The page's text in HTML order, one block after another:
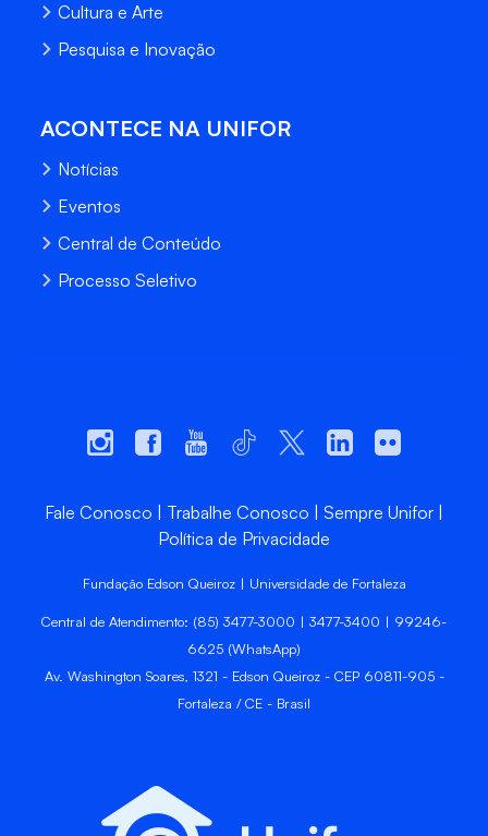
Cultura e Arte
Pesquisa e Inovação
ACONTECE NA UNIFOR
Notícias
Eventos
Central de Conteúdo
Processo Seletivo
Fale Conosco Trabalhe Conosco
Sempre Unifor
Política de Privacidade
Fundação Edson Queiroz | Universidade de Fortaleza
Central de Atendimento: (85) 3477-3000 | 3477-3400 | 99246-
6625 (WhatsApp)
Av. Washington Soares, 1321 - Edson Queiroz - CEP 60811-905 -
Fortaleza / CE - Brasil